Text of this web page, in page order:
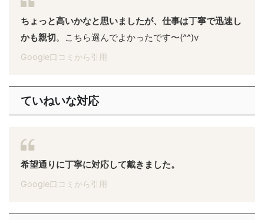
ちょっと高いかなと思いましたが、仕事は丁寧で迅速し
かも親切。こちら選んでよかったです〜(^^)v
Google口コミから引用
ていねいな対応
希望通りに丁寧に対応して戴きました。
Google口コミから引用